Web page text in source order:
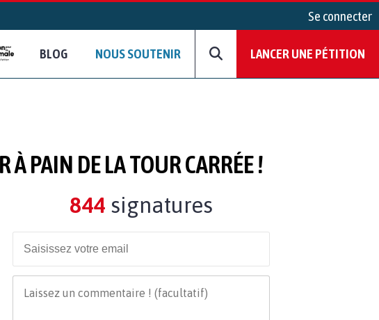
Se connecter
BLOG NOUS SOUTENIR LANCER UNE PÉTITION
PAIN DE LA TOUR CARRÉE !
844 signatures